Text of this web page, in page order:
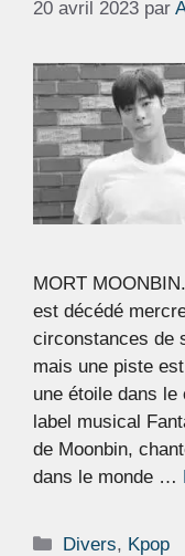
20 avril 2023 par
MORT
est décédé
circonstances de
mais une piste
une étoile dans le
label musical
de Moonbin,
dans le monde …
Catégories
Divers, Kpop